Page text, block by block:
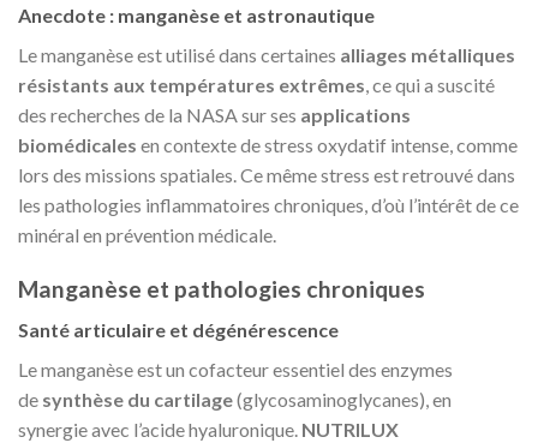
Anecdote : manganèse et astronautique
Le manganèse est utilisé dans certaines alliages métalliques
résistants aux températures extrêmes, ce qui a suscité
des recherches de la NASA sur ses applications
biomédicales en contexte de stress oxydatif intense, comme
lors des missions spatiales. Ce même stress est retrouvé dans
les pathologies inflammatoires chroniques, d’où l’intérêt de ce
minéral en prévention médicale.
Manganèse et pathologies chroniques
Santé articulaire et dégénérescence
Le manganèse est un cofacteur essentiel des enzymes
de synthèse du cartilage(glycosaminoglycanes), en
synergie avec l’acide hyaluronique. NUTRILUX